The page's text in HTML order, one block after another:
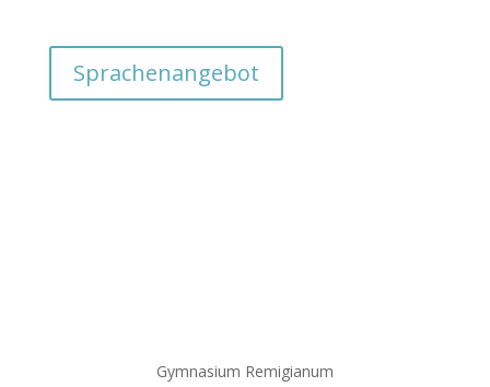
Sprachenangebot
Gymnasium Remigianum